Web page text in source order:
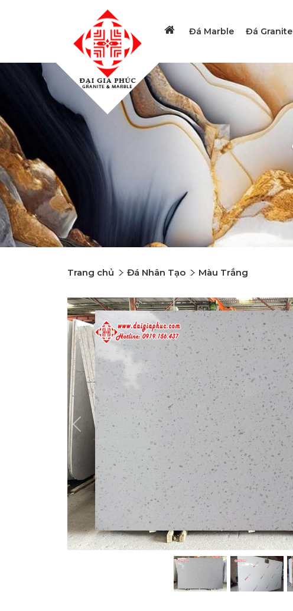
Đá Marble Đá Granite
Trang chủ Đá Nhân Tạo Màu Trắng
Previous